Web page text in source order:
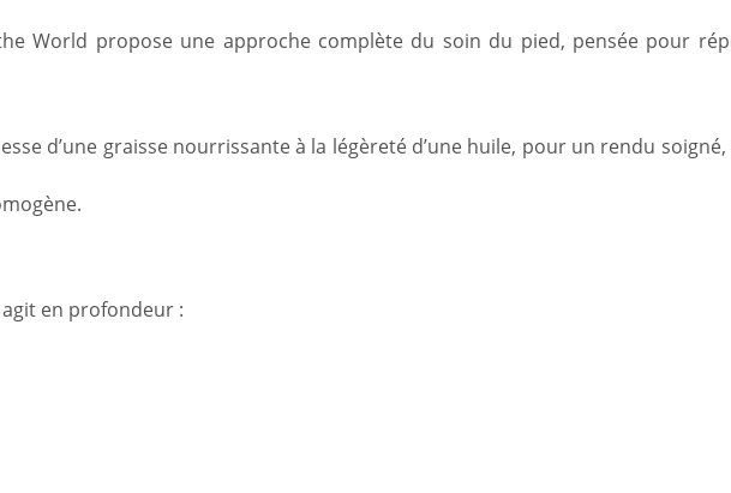
World propose une approche complète du soin du pied, pensée pour
d’une graisse nourrissante à la légèreté d’une huile, pour un rendu
agit en profondeur :